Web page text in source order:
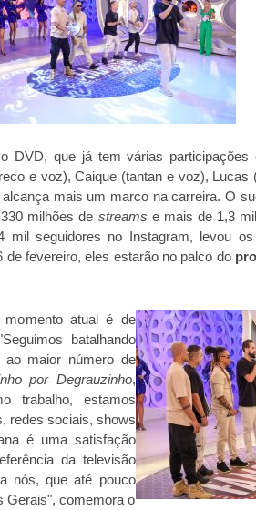
DVD, que já tem várias participações
e voz), Caique (tantan e voz), Lucas
mais um marco na carreira. O
milhões de streams e mais de 1,3
mil seguidores no Instagram, levou
fevereiro, eles estarão no palco do
atual é de
batalhando
maior número de
por Degrauzinho,
trabalho, estamos
redes sociais, shows
é uma satisfação
da televisão
nós, que até pouco
Gerais", comemora o